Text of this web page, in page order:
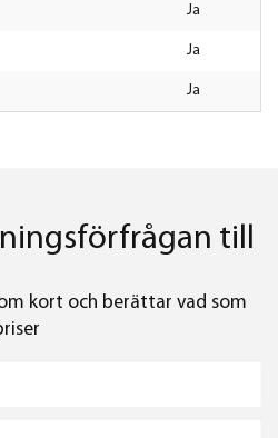
ja
ja
ja
till
kort och berättar vad som